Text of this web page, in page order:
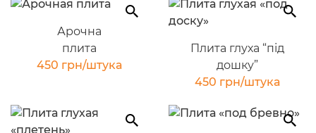
Арочна
плита
450 грн/штука
Плита глуха “під
дошку”
450 грн/штука